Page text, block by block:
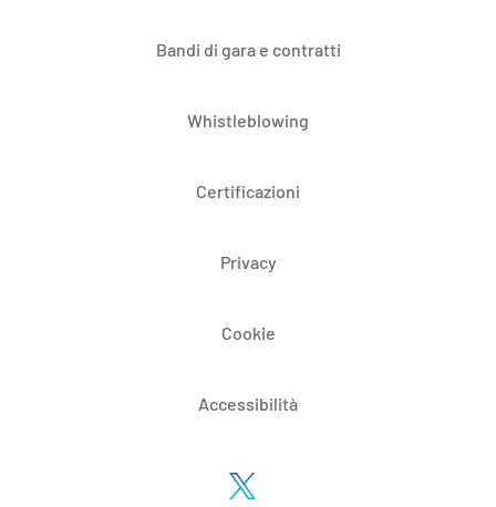
Bandi di gara e contratti
Whistleblowing
Certificazioni
Privacy
Cookie
Accessibilità